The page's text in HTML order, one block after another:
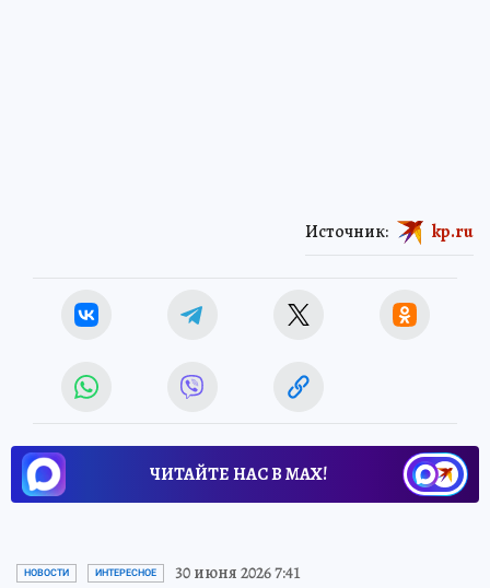
Источник: kp.ru
ЧИТАЙТЕ НАС В МАХ!
НОВОСТИ ИНТЕРЕСНОЕ 30 июня 2026 7:41